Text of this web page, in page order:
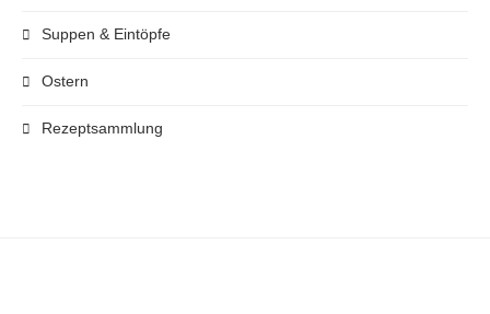
Suppen & Eintöpfe
Ostern
Rezeptsammlung